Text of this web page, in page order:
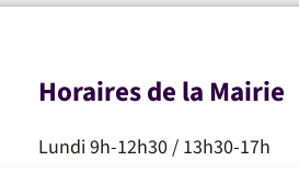
Horaires de la Mairie
Lundi 9h-12h30 / 13h30-17h